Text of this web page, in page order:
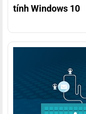
tính Windows 10